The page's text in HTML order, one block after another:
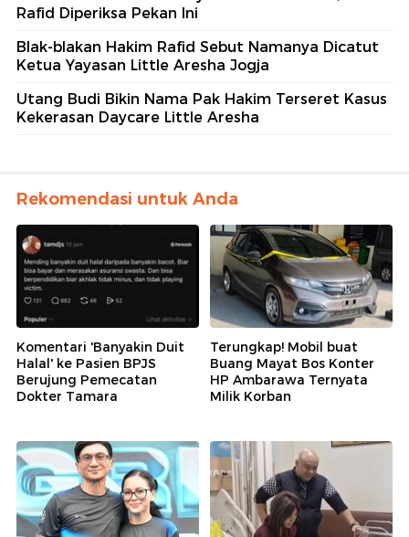
Rafid Diperiksa Pekan Ini
Blak-blakan Hakim Rafid Sebut Namanya Dicatut
Ketua Yayasan Little Aresha Jogja
Utang Budi Bikin Nama Pak Hakim Terseret Kasus
Kekerasan Daycare Little Aresha
Rekomendasi untuk Anda
Komentari 'Banyakin Duit
Halal' ke Pasien BPJS
Berujung Pemecatan
Dokter Tamara
Terungkap! Mobil buat
Buang Mayat Bos Konter
HP Ambarawa Ternyata
Milik Korban